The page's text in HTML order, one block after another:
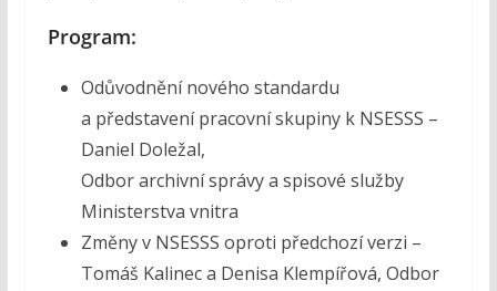
Program:
Odůvodnění nového standardu
a představení pracovní skupiny k NSESSS –
Daniel Doležal,
Odbor archivní správy a spisové služby
Ministerstva vnitra
Změny v NSESSS oproti předchozí verzi –
Tomáš Kalinec a Denisa Klempířová, Odbor